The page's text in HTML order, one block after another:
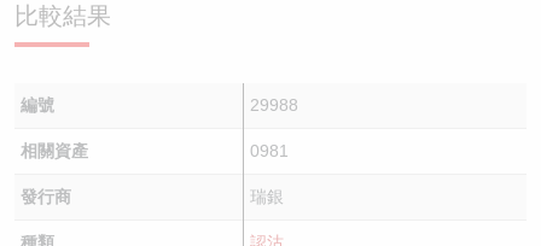
比較結果
編號 29988
相關資產 0981
發行商 瑞銀
牛熊證文件及公告 (瑞信)
收市競價變化